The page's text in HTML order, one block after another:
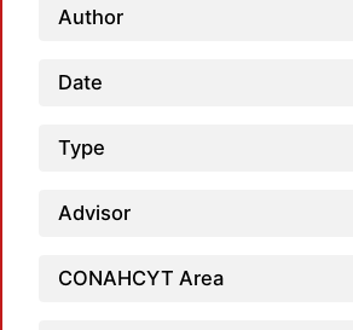
Author
Date
Type
Advisor
CONAHCYT Area